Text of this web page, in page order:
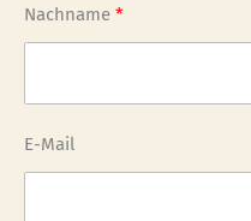
Nachname
E-Mail